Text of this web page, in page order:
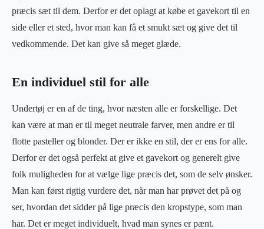
præcis sæt til dem. Derfor er det oplagt at købe et gavekort til en
side eller et sted, hvor man kan få et smukt sæt og give det til
vedkommende. Det kan give så meget glæde.
En individuel stil for alle
Undertøj er en af de ting, hvor næsten alle er forskellige. Det
kan være at man er til meget neutrale farver, men andre er til
flotte pasteller og blonder. Der er ikke en stil, der er ens for alle.
Derfor er det også perfekt at give et gavekort og generelt give
folk muligheden for at vælge lige præcis det, som de selv ønsker.
Man kan først rigtig vurdere det, når man har prøvet det på og
ser, hvordan det sidder på lige præcis den kropstype, som man
har. Det er meget individuelt, hvad man synes er pænt.